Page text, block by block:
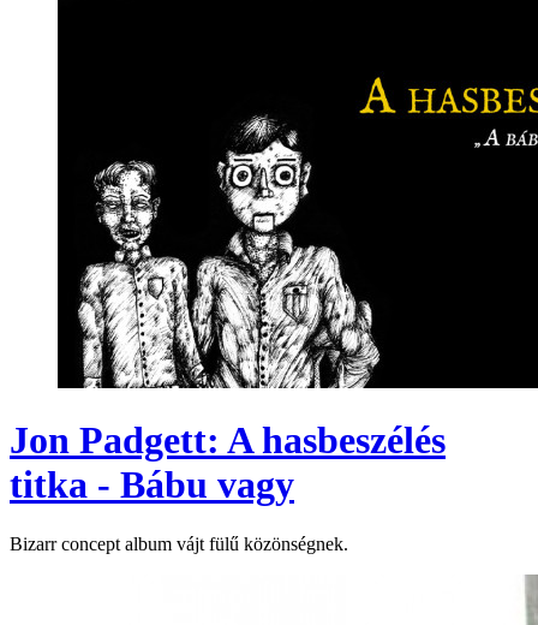
Jon Padgett: A hasbeszélés
titka - Bábu vagy
Bizarr concept album vájt fülű közönségnek.